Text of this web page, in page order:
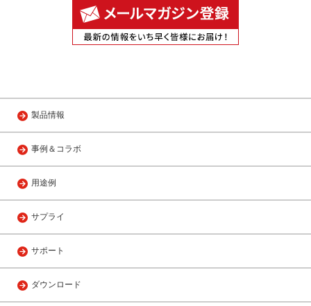
製品情報
事例＆コラボ
用途例
サプライ
サポート
ダウンロード